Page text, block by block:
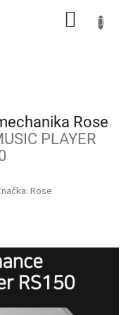
Rose
PLAYER
Rose